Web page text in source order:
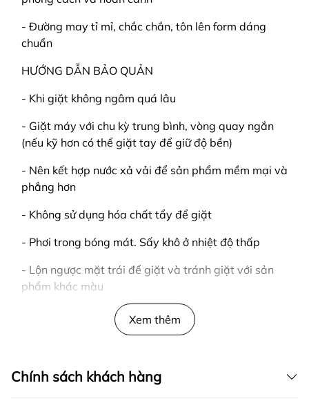
- Đường may tỉ mỉ, chắc chắn, tôn lên form dáng
chuẩn
HƯỚNG DẪN BẢO QUẢN
- Khi giặt không ngâm quá lâu
- Giặt máy với chu kỳ trung bình, vòng quay ngắn
(nếu kỹ hơn có thể giặt tay để giữ độ bền)
- Nên kết hợp nước xả vải để sản phẩm mềm mại và
phẳng hơn
- Không sử dụng hóa chất tẩy để giặt
- Phơi trong bóng mát. Sấy khô ở nhiệt độ thấp
- Lộn ngược mặt trái để giặt và tránh giặt với sản
phẩm khác màu
- Kiểm tra hàng trước khi thanh toán
____
Xem thêm
Chính sách khách hàng